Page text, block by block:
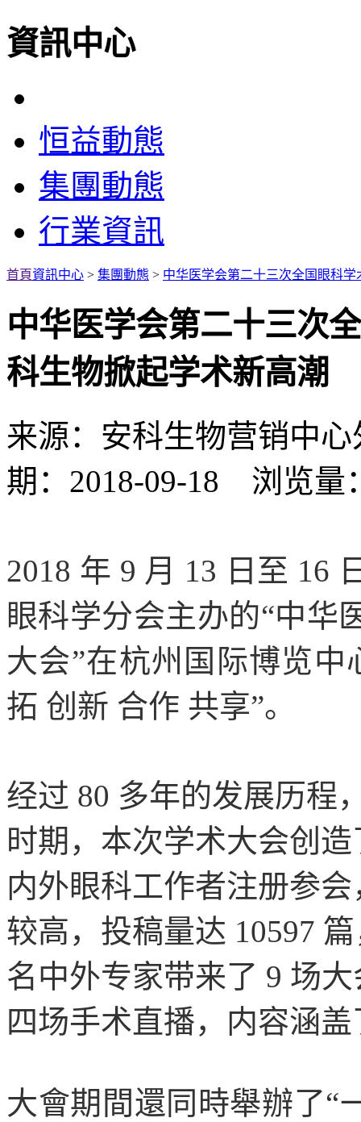
資訊中心
恒益動態
集團動態
行業資訊
首頁資訊中心 > 集團動態 > 中华医学会第二十三次全国眼科
中华医学会第二十三次
科生物掀起学术新高潮
来源：安科生物营销中
期：2018-09-18 浏览量
2018 年 9 月 13 日至 16
眼科学分会主办的“中华
大会”在杭州国际博览
拓 创新 合作 共享”。
经过 80 多年的发展历程
时期，本次学术大会创
内外眼科工作者注册参
较高，投稿量达 10597
名中外专家带来了 9 场
四场手术直播，内容涵
大會期間還同時舉辦了“